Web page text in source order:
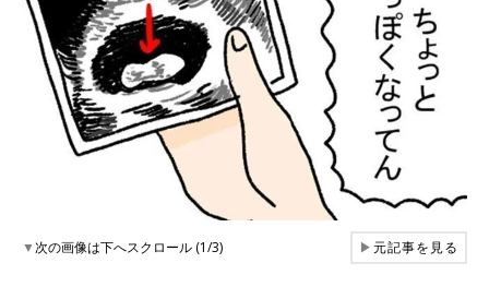
▼次の画像は下へスクロール (1/3) ▶元記事を見る